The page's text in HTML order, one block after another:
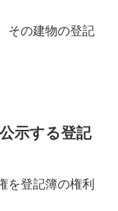
その建物の登記
示する登記
を登記簿の権利